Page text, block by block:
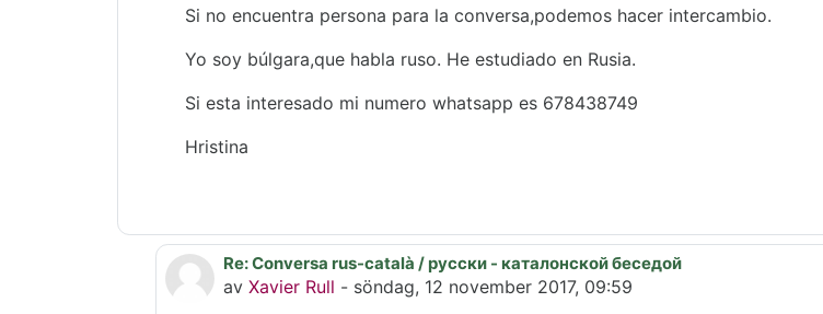
Si no encuentra persona para la conversa,podemos hacer intercambio.
Yo soy búlgara,que habla ruso. He estudiado en Rusia.
Si esta interesado mi numero whatsapp es 678438749
Hristina
Som svar till Hristina Stamatova
Re: Conversa rus-català / русски - каталонской беседой
avXavier Rull - söndag, 12 november 2017, 09:59